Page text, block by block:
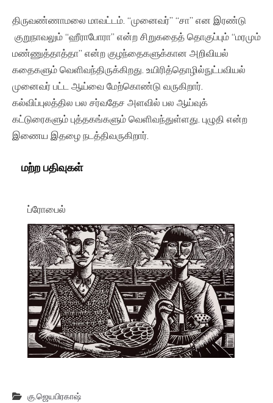
திருவண்ணாமலை மாவட்டம். “முனைவர்” “சா” என இரண்டு
குறுநாவலும் “ஹீராபோரா” என்ற சிறுகதைத் தொகுப்பும் “மரமும்
மண்ணுத்தாத்தா” என்ற குழந்தைகளுக்கான அறிவியல்
கதைகளும் வெளிவந்திருக்கிறது. உயிரித்தொழில்நுட்பவியல்
முனைவர் பட்ட ஆய்வை மேற்கொண்டு வருகிறார்.
கல்விப்புலத்தில பல சர்வதேச அளவில் பல ஆய்வுக்
கட்டுரைகளும் புத்தகங்களும் வெளிவந்துள்ளது. புழுதி என்ற
இணைய இதழை நடத்திவருகிறார்.
மற்ற பதிவுகள்
ப்ரோபைல்
கு.ஜெயபிரகாஷ்